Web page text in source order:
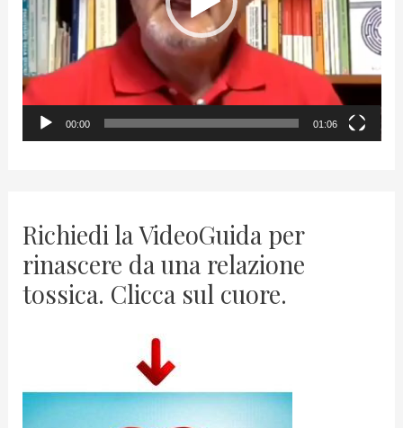
P
l
a
y
00:00 01:06
Richiedi la VideoGuida per
rinascere da una relazione
tossica. Clicca sul cuore.